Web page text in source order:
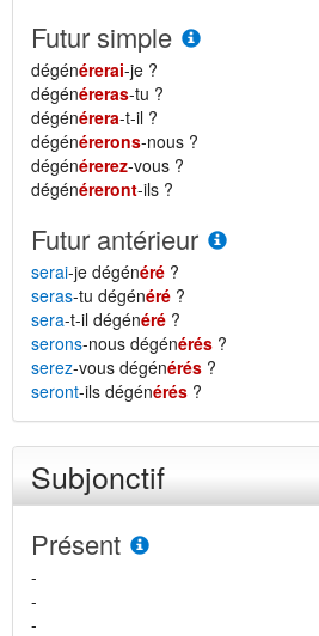
Futur simple
dégénérerai-je ?
dégénéreras-tu ?
dégénérera-t-il ?
dégénérerons-nous ?
dégénérerez-vous ?
dégénéreront-ils ?
Futur antérieur
serai-je dégénéré ?
seras-tu dégénéré ?
sera-t-il dégénéré ?
serons-nous dégénérés ?
serez-vous dégénérés ?
seront-ils dégénérés ?
Subjonctif
Présent
-
-
-